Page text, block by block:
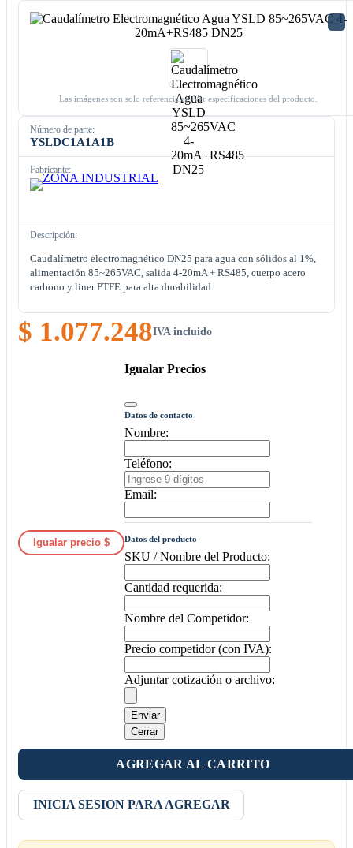
Las imágenes son solo referenciales. Ver especificaciones del producto.
Número de parte:
YSLDC1A1A1B
Fabricante:
Descripción:
Caudalímetro electromagnético DN25 para agua con sólidos al 1%,
alimentación 85~265VAC, salida 4-20mA + RS485, cuerpo acero
carbono y liner PTFE para alta durabilidad.
$ 1.077.248IVA incluido
Igualar precio $
Igualar Precios
Datos de contacto
Nombre:
Teléfono:
Email:
Datos del producto
SKU / Nombre del Producto:
Cantidad requerida:
Nombre del Competidor:
Precio competidor (con IVA):
Adjuntar cotización o archivo:
Enviar
Cerrar
AGREGAR AL CARRITO
INICIA SESION PARA AGREGAR